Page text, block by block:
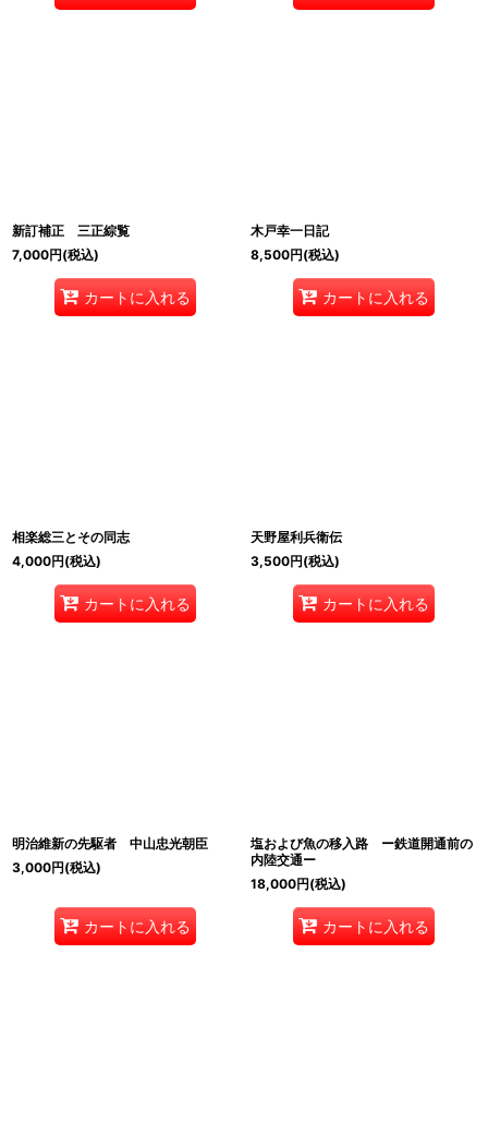
新訂補正 三正綜覧
7,000円(税込)
カートに入れる
木戸幸一日記
8,500円(税込)
カートに入れる
相楽総三とその同志
4,000円(税込)
カートに入れる
天野屋利兵衛伝
3,500円(税込)
カートに入れる
明治維新の先駆者 中山忠光朝臣
3,000円(税込)
カートに入れる
塩および魚の移入路 ー鉄道開通前の
内陸交通ー
18,000円(税込)
カートに入れる